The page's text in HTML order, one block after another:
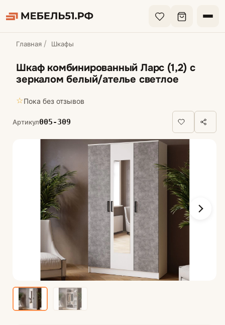
Главная Шкафы
Шкаф комбинированный Ларс (1,2) с
зеркалом белый/ателье светлое
☆Пока без отзывов
Артикул005-309